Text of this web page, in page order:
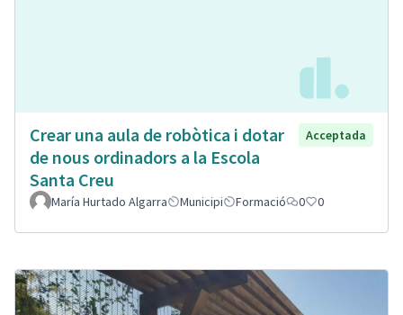
Crear una aula de robòtica i dotar
de nous ordinadors a la Escola
Santa Creu
Acceptada
María Hurtado Algarra Municipi Formació 0 0